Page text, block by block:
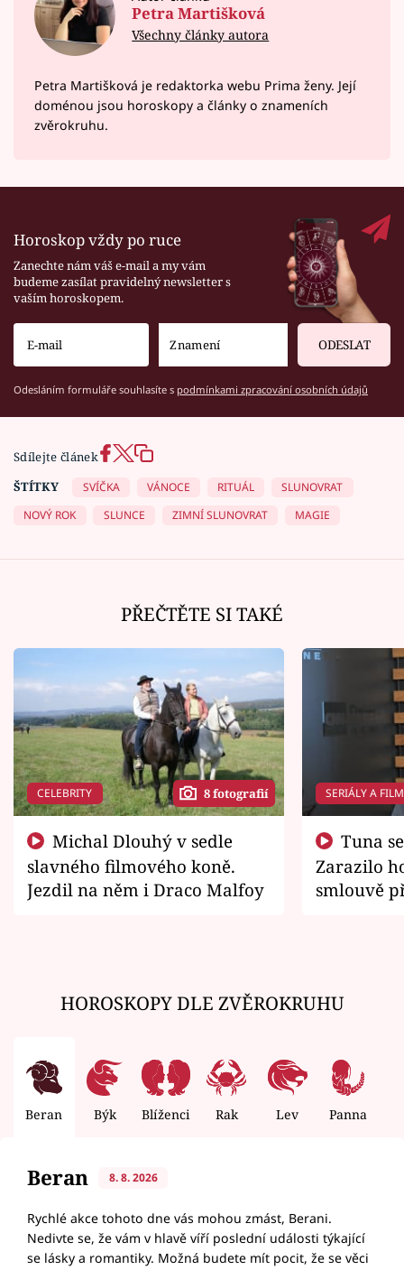
Petra Martišková
Všechny články autora
Petra Martišková je redaktorka webu Prima ženy. Její
doménou jsou horoskopy a články o znameních
zvěrokruhu.
Horoskop vždy po ruce
Zanechte nám váš e-mail a my vám
budeme zasílat pravidelný newsletter s
vaším horoskopem.
ODESLAT
Odesláním formuláře souhlasíte s podmínkami zpracování osobních údajů
Sdílejte článek
ŠTÍTKY
SVÍČKA VÁNOCE RITUÁL
SLUNOVRAT
NOVÝ ROK
SLUNCE ZIMNÍ SLUNOVRAT MAGIE
PŘEČTĚTE SI TAKÉ
CELEBRITY 8 fotografií
slavného filmového koně.
Jezdil na něm i Draco Malfoy
SERIÁLY A
Zarazilo
smlouvě
HOROSKOPY DLE ZVĚROKRUHU
Beran Býk Blíženci Rak Lev Panna
Beran 8. 8. 2026
Rychlé akce tohoto dne vás mohou zmást, Berani.
Nedivte se, že vám v hlavě víří poslední události týkající
se lásky a romantiky. Možná budete mít pocit, že se věci